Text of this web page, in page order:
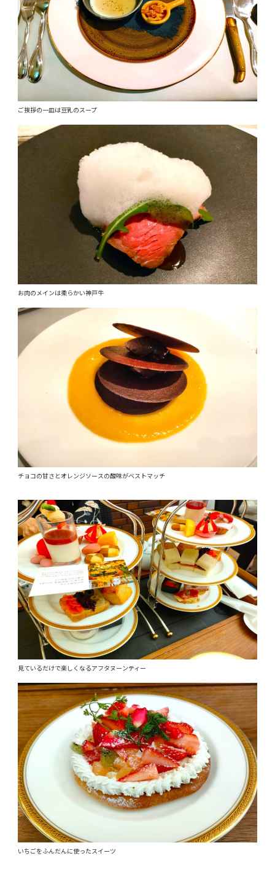
ご挨拶の一皿は豆乳のスープ
お肉のメインは柔らかい神戸牛
チョコの甘さとオレンジソースの酸味がベストマッチ
見ているだけで楽しくなるアフタヌーンティー
いちごをふんだんに使ったスイーツ